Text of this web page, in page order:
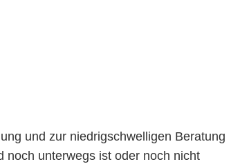
und zur niedrigschwelligen Beratung
noch unterwegs ist oder noch nicht